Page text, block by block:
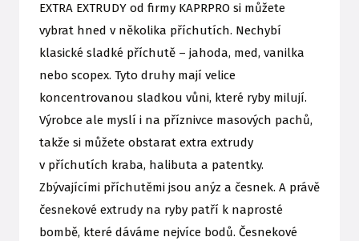
EXTRA EXTRUDY od firmy KAPRPRO si můžete
vybrat hned v několika příchutích. Nechybí
klasické sladké příchutě – jahoda, med, vanilka
nebo scopex. Tyto druhy mají velice
koncentrovanou sladkou vůni, které ryby milují.
Výrobce ale myslí i na příznivce masových pachů,
takže si můžete obstarat extra extrudy
v příchutích kraba, halibuta a patentky.
Zbývajícími příchutěmi jsou anýz a česnek. A právě
česnekové extrudy na ryby patří k naprosté
bombě, které dáváme nejvíce bodů. Česnekové